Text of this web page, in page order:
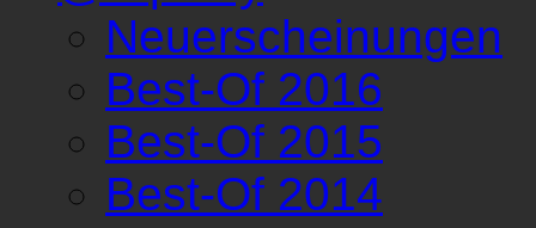
Neuerscheinungen
Best-Of 2016
Best-Of 2015
Best-Of 2014